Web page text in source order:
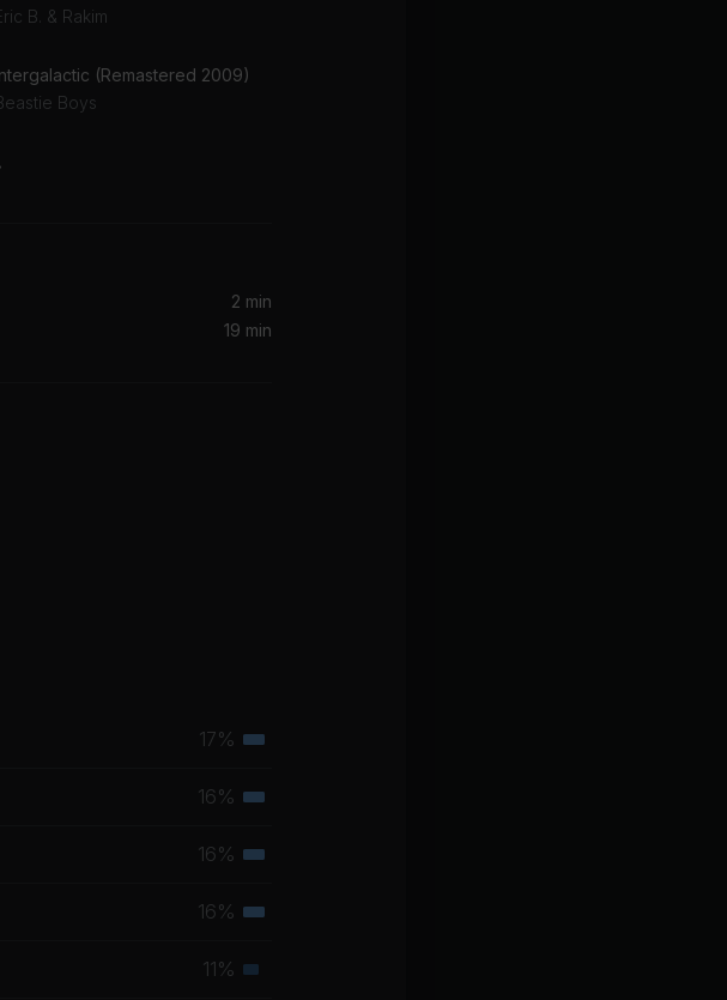
B. & Rakim
(Remastered 2009)
Boys
2 min
19 min
17% Tertiäre
16% Tertiäre
16% Tertiäre
16% Tertiäre
11% Sekundäre